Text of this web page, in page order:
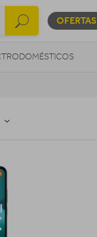
OFERTAS